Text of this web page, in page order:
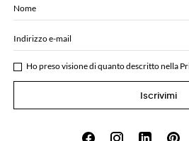
Nome
Indirizzo e-mail
Ho preso visione di quanto descritto nella
Iscrivimi